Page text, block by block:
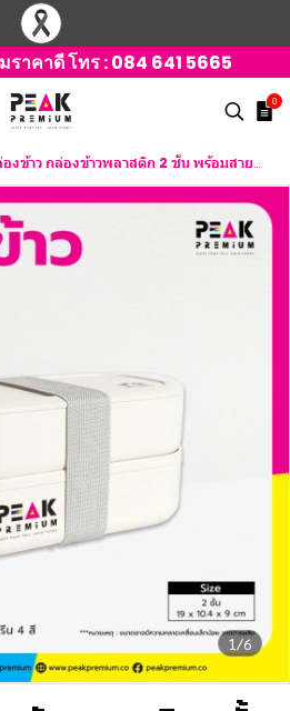
ราคาดี โทร :084 641 5665
0
งข้าว กล่องข้าวพลาสติก 2 ชั้น พร้อมสายรัด
1/6